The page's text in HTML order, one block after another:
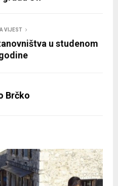
VIJEST
u studenom
Brčko